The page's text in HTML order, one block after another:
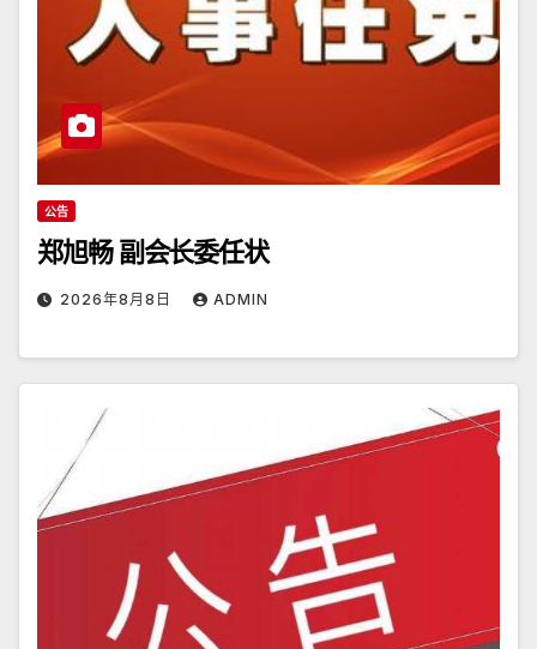
公告
郑旭畅 副会长委任状
2026年8月8日 ADMIN